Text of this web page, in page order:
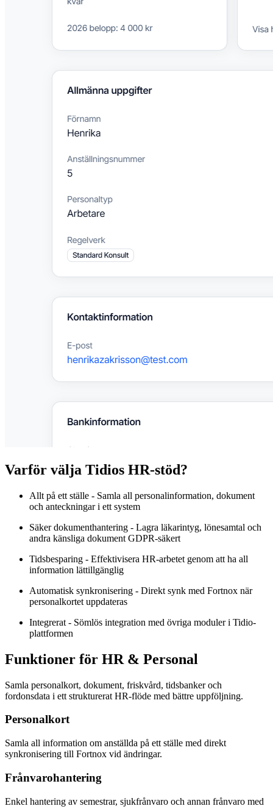
Varför välja Tidios HR-stöd?
Allt på ett ställe - Samla all personalinformation, dokument
och anteckningar i ett system
Säker dokumenthantering - Lagra läkarintyg, lönesamtal och
andra känsliga dokument GDPR-säkert
Tidsbesparing - Effektivisera HR-arbetet genom att ha all
information lättillgänglig
Automatisk synkronisering - Direkt synk med Fortnox när
personalkortet uppdateras
Integrerat - Sömlös integration med övriga moduler i Tidio-
plattformen
Funktioner för HR & Personal
Samla personalkort, dokument, friskvård, tidsbanker och
fordonsdata i ett strukturerat HR-flöde med bättre uppföljning.
Personalkort
Samla all information om anställda på ett ställe med direkt
synkronisering till Fortnox vid ändringar.
Frånvarohantering
Enkel hantering av semestrar, sjukfrånvaro och annan frånvaro med